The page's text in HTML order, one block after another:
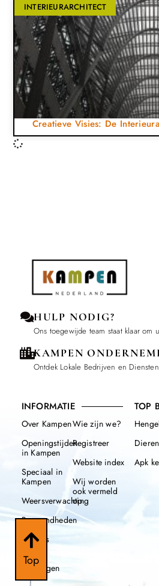
Top
INTERIEURARCHITECT
Creatieve Visies: De
HULP NODIG?
Ons toegewijde team staat klaar om
KAMPEN
Ontdek Lokale Bedrijven en Diensten
INFORMATIE
Over Kampen
Openingstijden
in Kampen
Speciaal in
Kampen
Weersverwachting
Beroemdheden
Nieuws
112
meldingen
Wie zijn we?
Registreer
Website index
Wij worden
ook vermeld
op
TOP
Apk